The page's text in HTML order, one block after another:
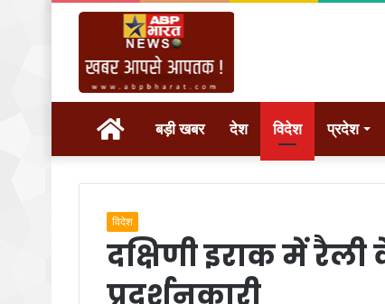
होम बड़ी खबर देश विदेश प्रदेश
विदेश
दक्षिणी इराक में
प्रदर्शनकारी